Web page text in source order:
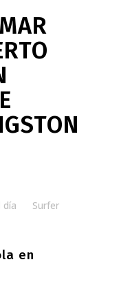
día
Surfer
en